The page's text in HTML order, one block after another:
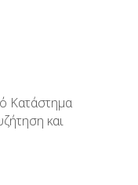
Κατάστημα
και